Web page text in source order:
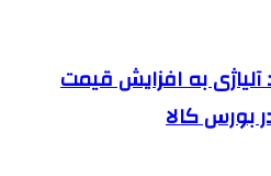
آلیاژی به افزایش قیمت
بورس کالا